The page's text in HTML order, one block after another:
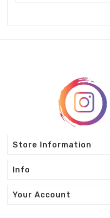
Store Information
Info
Your Account